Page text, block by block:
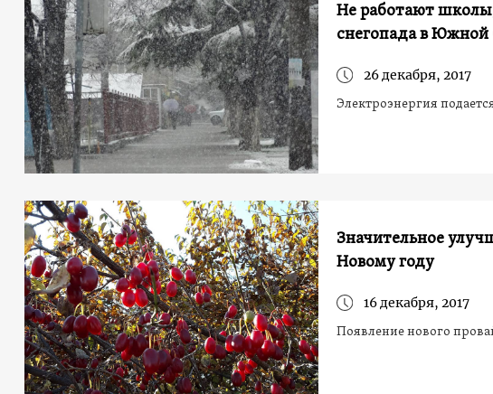
Не работают
снегопада в Южной
26 декабря, 2017
Электроэнергия
Значительное
Новому году
16 декабря, 2017
Появление нового